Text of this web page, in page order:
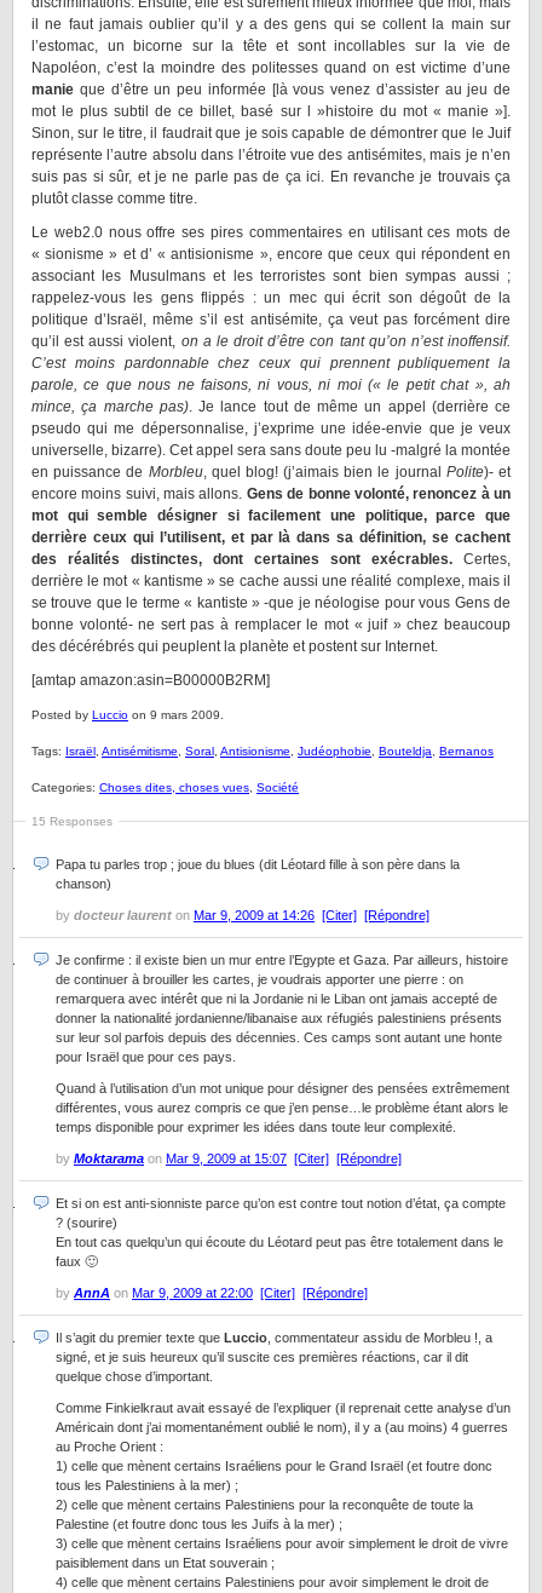
il ne faut jamais oublier qu’il y a des gens qui se collent la main sur
l’estomac, un bicorne sur la tête et sont incollables sur la vie de
Napoléon, c’est la moindre des politesses quand on est victime d’une
manie que d’être un peu informée [là vous venez d’assister au jeu de
mot le plus subtil de ce billet, basé sur l »histoire du mot « manie »].
Sinon, sur le titre, il faudrait que je sois capable de démontrer que le Juif
représente l’autre absolu dans l’étroite vue des antisémites, mais je n’en
suis pas si sûr, et je ne parle pas de ça ici. En revanche je trouvais ça
plutôt classe comme titre.
Le web2.0 nous offre ses pires commentaires en utilisant ces mots de
« sionisme » et d’ « antisionisme », encore que ceux qui répondent en
associant les Musulmans et les terroristes sont bien sympas aussi ;
rappelez-vous les gens flippés : un mec qui écrit son dégoût de la
politique d’Israël, même s’il est antisémite, ça veut pas forcément dire
qu’il est aussi violent, on a le droit d’être con tant qu’on n’est inoffensif.
C’est moins pardonnable chez ceux qui prennent publiquement la
parole, ce que nous ne faisons, ni vous, ni moi (« le petit chat », ah
mince, ça marche pas). Je lance tout de même un appel (derrière ce
pseudo qui me dépersonnalise, j’exprime une idée-envie que je veux
universelle, bizarre). Cet appel sera sans doute peu lu -malgré la montée
en puissance de Morbleu, quel blog! (j’aimais bien le journal Polite)- et
encore moins suivi, mais allons. Gens de bonne volonté, renoncez à un
mot qui semble désigner si facilement une politique, parce que
derrière ceux qui l’utilisent, et par là dans sa définition, se cachent
des réalités distinctes, dont certaines sont exécrables. Certes,
derrière le mot « kantisme » se cache aussi une réalité complexe, mais il
se trouve que le terme « kantiste » -que je néologise pour vous Gens de
bonne volonté- ne sert pas à remplacer le mot « juif » chez beaucoup
des décérébrés qui peuplent la planète et postent sur Internet.
[amtap amazon:asin=B00000B2RM]
Posted by Luccio on 9 mars 2009.
Tags: Israël Antisémitisme Soral Antisionisme Judéophobie Bouteldja Bernanos
Categories: Choses dites, choses vues Société
15 Responses
Papa tu parles trop ; joue du blues (dit Léotard fille à son père dans la
chanson)
by docteur laurent on Mar 9, 2009 at 14:26 [Citer] [Répondre]
Je confirme : il existe bien un mur entre l’Egypte et Gaza. Par ailleurs, histoire
de continuer à brouiller les cartes, je voudrais apporter une pierre : on
remarquera avec intérêt que ni la Jordanie ni le Liban ont jamais accepté de
donner la nationalité jordanienne/libanaise aux réfugiés palestiniens présents
sur leur sol parfois depuis des décennies. Ces camps sont autant une honte
pour Israël que pour ces pays.
Quand à l’utilisation d’un mot unique pour désigner des pensées extrêmement
différentes, vous aurez compris ce que j’en pense…le problème étant alors le
temps disponible pour exprimer les idées dans toute leur complexité.
by Moktarama on Mar 9, 2009 at 15:07 [Citer] [Répondre]
Et si on est anti-sionniste parce qu’on est contre tout notion d’état, ça compte
? (sourire)
En tout cas quelqu’un qui écoute du Léotard peut pas être totalement dans le
faux 🙂
by AnnA on Mar 9, 2009 at 22:00 [Citer] [Répondre]
Il s’agit du premier texte que Luccio , commentateur assidu de Morbleu !, a
signé, et je suis heureux qu’il suscite ces premières réactions, car il dit
quelque chose d’important.
Comme Finkielkraut avait essayé de l’expliquer (il reprenait cette analyse d’un
Américain dont j’ai momentanément oublié le nom), il y a (au moins) 4 guerres
au Proche Orient :
1) celle que mènent certains Israéliens pour le Grand Israël (et foutre donc
tous les Palestiniens à la mer) ;
2) celle que mènent certains Palestiniens pour la reconquête de toute la
Palestine (et foutre donc tous les Juifs à la mer) ;
3) celle que mènent certains Israéliens pour avoir simplement le droit de vivre
paisiblement dans un Etat souverain ;
4) celle que mènent certains Palestiniens pour avoir simplement le droit de